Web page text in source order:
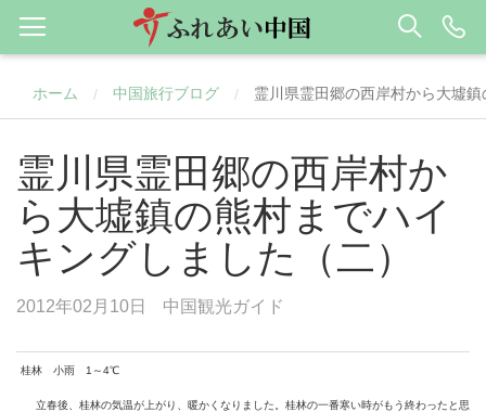
ホーム / 中国旅行ブログ / 霊川県霊田郷の西岸村から大墟
霊川県霊田郷の西岸村か
ら大墟鎮の熊村までハイ
キングしました（二）
2012年02月10日 中国観光ガイド
桂林 小雨 1 ～4℃
立春後、桂林の気温が上がり、暖かくなりました。 桂林の一番寒い時がもう終わったと思